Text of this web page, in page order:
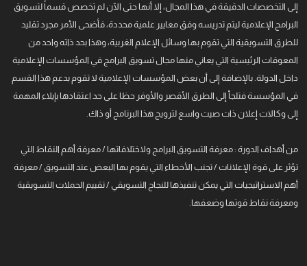
إلى التخصصات الدقيقة في هذا المجال، إلا أنها حتى الآن لم تخصص قسماً لتسويق
البرامج الإعلامية ليتم تدريسه وفق معايير علمية محددة، فأضحى الأمر مجرد تقليد
للطرق التسويقية التي تقوم بها وسائل الإعلام الغربية، وهذا بحد ذاته واحد من
المعوقات الرئيسية التي يعاني منها مجال تسويق البرامج في المؤسسات الإعلامية
داخل الدولة. بالإضافة إلى أن بعض المؤسسات الإعلامية لا تقوم بدعم هذا القسم
في المؤسسة فتلجأ إلى الطرق الأقصر والأوفر حظا على حد اعتقادها بإيلاء المهمة
إلى وكالات إعلان ذات صيت واسع لترويج هذا البرنامج أو ذاك.
من أهداف الدورة : معرفة التسويق البرامج ولاختلافاتها / معرفة أهم النقاط التي
تؤثر على قوة الإعلانات / تجنب الأخطاء التي يقوم بها البعض عند التسويق / معرفة
أهم الاستراتيجيات التي يمكن تنفيذها للنجاح التسويقي / تقييم الحملات التسويقية
ومعرفة نقاط قوتها وضعفها.